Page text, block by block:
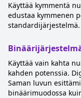
Käyttää kymmentä
edustaa kymmenen
standardijärjestelmä.
Käyttää vain kahta
kahden potenssia.
Saman luvun
binäärimuodossa